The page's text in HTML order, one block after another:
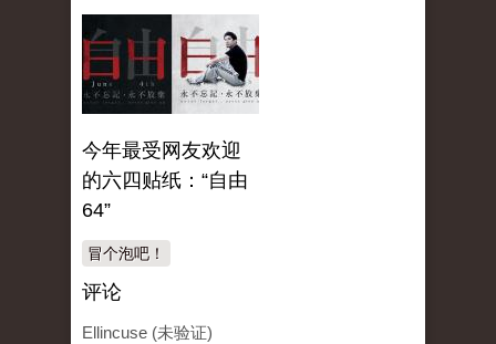
今年最受网友欢迎
的六四贴纸：“自由
64”
冒个泡吧！
评论
Ellincuse (未验证)